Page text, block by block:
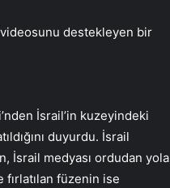
destekleyen bir
İsrail’in kuzeyindeki
duyurdu. İsrail
İsrail medyası ordudan yola
füzenin ise